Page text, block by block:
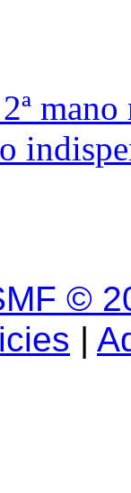
©
|